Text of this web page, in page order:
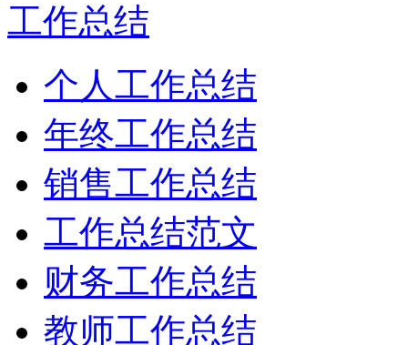
工作总结
个人工作总结
年终工作总结
销售工作总结
工作总结范文
财务工作总结
教师工作总结